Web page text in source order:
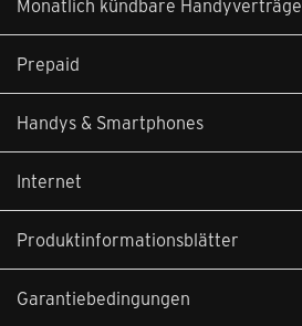
Monatlich kündbare Handyverträge
Prepaid
Handys & Smartphones
Internet
Produktinformationsblätter
Garantiebedingungen